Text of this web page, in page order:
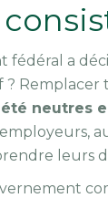
fédéral a
?
neutres
leurs